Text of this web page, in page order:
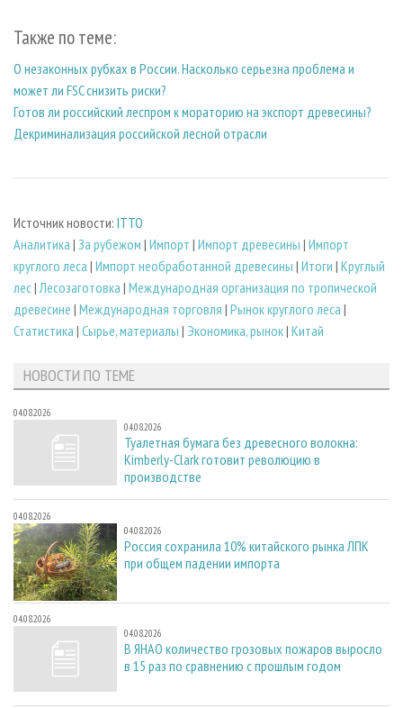
Также по теме:
О незаконных рубках в России. Насколько серьезна проблема и
может ли FSC снизить риски?
Готов ли российский леспром к мораторию на экспорт древесины?
Декриминализация российской лесной отрасли
Источник новости: ITTO
Аналитика | За рубежом | Импорт | Импорт древесины | Импорт
круглого леса | Импорт необработанной древесины | Итоги | Круглый
лес| Лесозаготовка | Международная организация по тропической
древесине | Международная торговля | Рынок круглого леса |
Статистика | Сырье, материалы | Экономика, рынок| Китай
НОВОСТИ ПО ТЕМЕ
04.08.2026
04.08.2026
Туалетная бумага без древесного волокна:
Kimberly-Clark готовит революцию в
производстве
04.08.2026
04.08.2026
Россия сохранила 10% китайского рынка ЛПК
при общем падении импорта
04.08.2026
04.08.2026
В ЯНАО количество грозовых пожаров выросло
в 15 раз по сравнению с прошлым годом